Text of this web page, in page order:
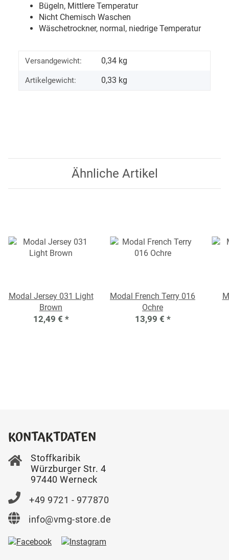
Bügeln, Mittlere Temperatur
Nicht Chemisch Waschen
Wäschetrockner, normal, niedrige Temperatur
Versandgewicht: 0,34 kg
Artikelgewicht: 0,33 kg
Ähnliche Artikel
Modal Jersey 031 Light
Brown
12,49 € *
Modal French Terry 016
Ochre
13,99 € *
KONTAKTDATEN
Stoffkaribik
Würzburger Str. 4
97440 Werneck
+49 9721 - 977870
info@vmg-store.de